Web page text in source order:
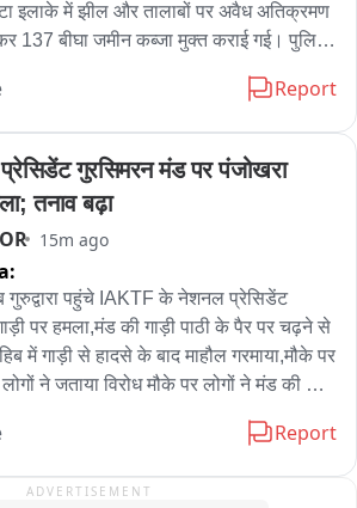
इलाके में झील और तालाबों पर अवैध अतिक्रमण
137 बीघा जमीन कब्जा मुक्त कराई गई। पुलिस
तालाब और वृक्षों की सरकारी पर अवैध कब्जा कर
फसल को नष्ट कर झील और तालाबों की सरकारी
में ली। प्रशासन की कार्रवाई से अवैध
Report
गुरसिमरन मंड पर पंजोखरा
तनाव बढ़ा
15m ago
गुरुद्वारा पहुंचे IAKTF के नेशनल प्रेसिडेंट
पर हमला,मंड की गाड़ी पाठी के पैर पर चढ़ने से
में गाड़ी से हादसे के बाद माहौल गरमाया,मौके पर
ने जताया विरोध मौके पर लोगों ने मंड की गाड़ी
Report
ADVERTISEMENT